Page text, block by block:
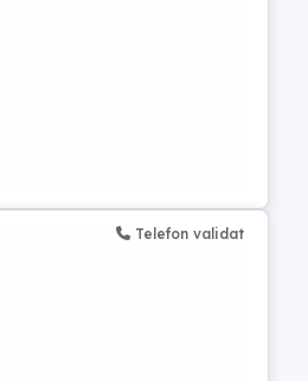
Telefon validat